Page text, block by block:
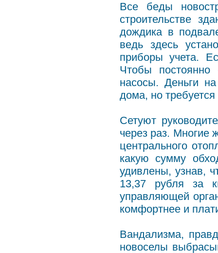
Все беды
строительстве
дождика в
ведь здесь
приборы учета.
Чтобы постоянно
насосы. Деньги
дома, но
Сетуют
через раз. Многие
центрального
какую сумму
удивлены, узнав,
13,37 рубля за
управляющей
комфортнее и
Вандализма,
новоселы